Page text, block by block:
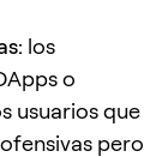
los
o
usuarios que
pero